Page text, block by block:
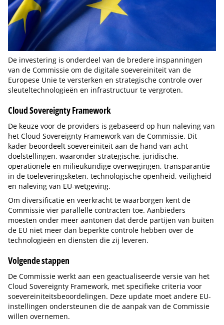
De investering is onderdeel van de bredere inspanningen
van de Commissie om de digitale soevereiniteit van de
Europese Unie te versterken en strategische controle over
sleuteltechnologieën en infrastructuur te vergroten.
Cloud Sovereignty Framework
De keuze voor de providers is gebaseerd op hun naleving van
het Cloud Sovereignty Framework van de Commissie. Dit
kader beoordeelt soevereiniteit aan de hand van acht
doelstellingen, waaronder strategische, juridische,
operationele en milieukundige overwegingen, transparantie
in de toeleveringsketen, technologische openheid, veiligheid
en naleving van EU-wetgeving.
Om diversificatie en veerkracht te waarborgen kent de
Commissie vier parallelle contracten toe. Aanbieders
moesten onder meer aantonen dat derde partijen van buiten
de EU niet meer dan beperkte controle hebben over de
technologieën en diensten die zij leveren.
Volgende stappen
De Commissie werkt aan een geactualiseerde versie van het
Cloud Sovereignty Framework, met specifieke criteria voor
soevereiniteitsbeoordelingen. Deze update moet andere EU-
instellingen ondersteunen die de aanpak van de Commissie
willen overnemen.